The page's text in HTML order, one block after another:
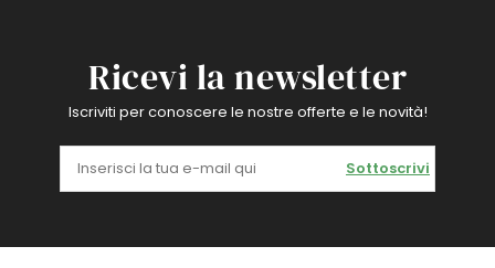
Ricevi la newsletter
Iscriviti per conoscere le nostre offerte e le novità!
Sottoscrivi